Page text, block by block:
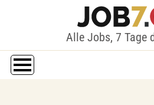
Alle Jobs, 7 Tage